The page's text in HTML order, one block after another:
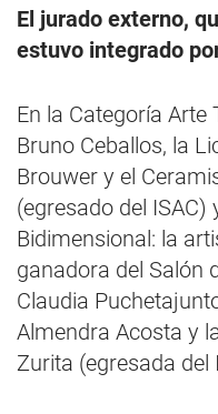
El jurado externo,
estuvo integrado
En la Categoría Arte
Bruno Ceballos, la
Brouwer y el
(egresado del ISAC)
Bidimensional: la
ganadora del Salón
Claudia
Almendra Acosta y
Zurita (egresada del